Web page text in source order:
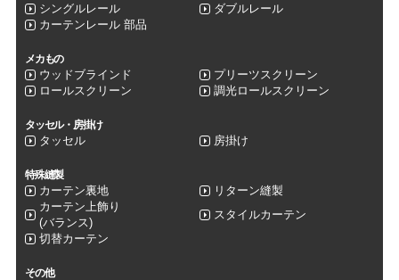
シングルレール
ダブルレール
カーテンレール 部品
メカもの
ウッドブラインド
プリーツスクリーン
ロールスクリーン
調光ロールスクリーン
タッセル・房掛け
タッセル 房掛け
特殊縫製
カーテン裏地
リターン縫製
カーテン上飾り
(バランス)
スタイルカーテン
切替カーテン
その他